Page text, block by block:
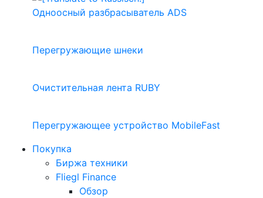
Одноосный разбрасыватель ADS
Перегружающие шнеки
Очистительная лента RUBY
Перегружающее устройство MobileFast
Покупка
Биржа техники
Fliegl Finance
Обзор